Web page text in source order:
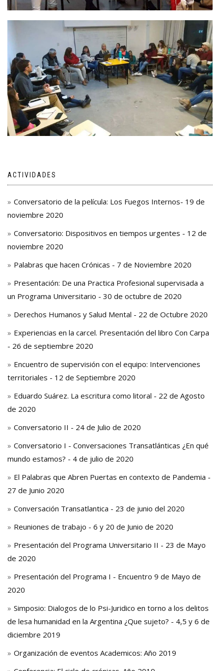
ACTIVIDADES
Conversatorio de la película: Los Fuegos Internos- 19 de
noviembre 2020
Conversatorio: Dispositivos en tiempos urgentes - 12 de
noviembre 2020
Palabras que hacen Crónicas - 7 de Noviembre 2020
Presentación: De una Practica Profesional supervisada a
un Programa Universitario - 30 de octubre de 2020
Derechos Humanos y Salud Mental - 22 de Octubre 2020
Experiencias en la carcel. Presentación del libro Con Carpa
- 26 de septiembre 2020
Encuentro de supervisión con el equipo: Intervenciones
territoriales - 12 de Septiembre 2020
Eduardo Suárez. La escritura como litoral - 22 de Agosto
de 2020
Conversatorio II - 24 de Julio de 2020
Conversatorio I - Conversaciones Transatlánticas ¿En qué
mundo estamos? - 4 de julio de 2020
El Palabras que Abren Puertas en contexto de Pandemia -
27 de Junio 2020
Conversación Transatlantica - 23 de junio del 2020
Reuniones de trabajo - 6 y 20 de Junio de 2020
Presentación del Programa Universitario II - 23 de Mayo
de 2020
Presentación del Programa I - Encuentro 9 de Mayo de
2020
Simposio: Dialogos de lo Psi-Juridico en torno a los delitos
de lesa humanidad en la Argentina ¿Que sujeto? - 4,5 y 6 de
diciembre 2019
Organización de eventos Academicos: Año 2019